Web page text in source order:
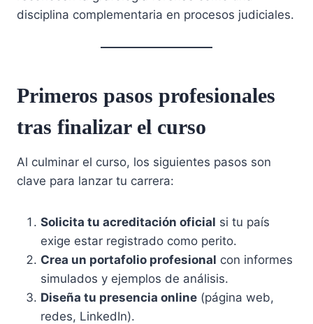
disciplina complementaria en procesos judiciales.
Primeros pasos profesionales
tras finalizar el curso
Al culminar el curso, los siguientes pasos son
clave para lanzar tu carrera:
Solicita tu acreditación oficial si tu país
exige estar registrado como perito.
Crea un portafolio profesional con informes
simulados y ejemplos de análisis.
Diseña tu presencia online (página web,
redes, LinkedIn).